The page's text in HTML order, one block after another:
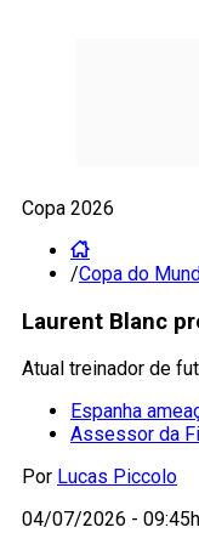
Copa 2026
/Copa do
Laurent Blanc
Atual treinador de
Espanha
Assessor da
Por Lucas Piccolo
04/07/2026 -